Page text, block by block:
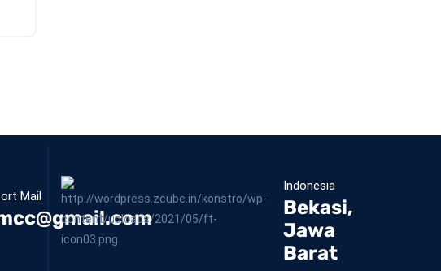
Mail
Indonesia
Bekasi,
Jawa
Barat